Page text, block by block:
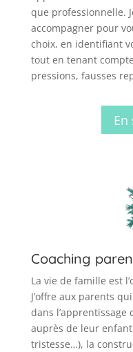
que professionnelle.
accompagner pour
choix, en identifiant
tout en tenant
pressions, fausses
En
Coaching
La vie de famille est
J’offre aux parents
dans l’apprentissage
auprès de leur
tristesse…), la